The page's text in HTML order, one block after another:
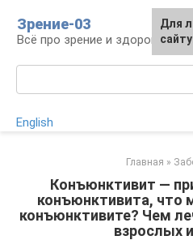
контенту
Зрение-03
Всё про зрение и здоровье
English
Главная »
Конъюнктивит —
конъюнктивита, что
конъюнктивите? Чем
взрослых
Для